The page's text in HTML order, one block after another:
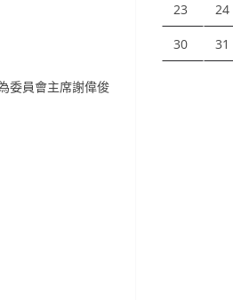
委員會主席謝偉俊
23 24
30 31